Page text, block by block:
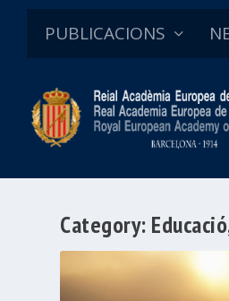
PUBLICACIONS
Category: